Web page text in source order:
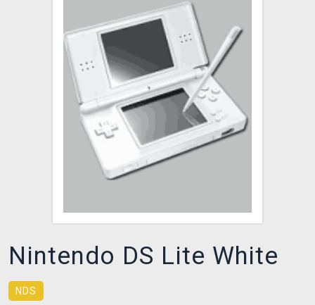
PRODEJNY
XZONE KLUB
TCG & BOARDGAME HUB
VÝKUP HER (BAZAR)
Nintendo DS Lite White
NDS